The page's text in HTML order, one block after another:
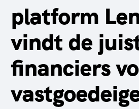
platform
vindt de
financiers